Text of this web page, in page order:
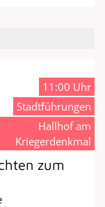
zum
11:00 Uhr
Stadtführungen
Hallhof am
Kriegerdenkmal